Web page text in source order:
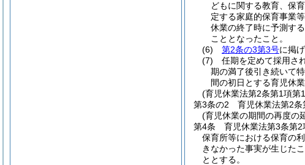
どもに関する教育、保
定する家庭的保育事業等
休業の終了時に予測す
こととなったこと。
(6)
第2条の3第3号に掲
(7)
任期を定めて採用さ
期の満了後引き続いて
間の初日とする育児休
(育児休業法第2条第1項第
第3条の2
育児休業法第2条
(育児休業の期間の再度の
第4条
育児休業法第3条第
保育所等における保育の
きなかった事実が生じた
ととする。